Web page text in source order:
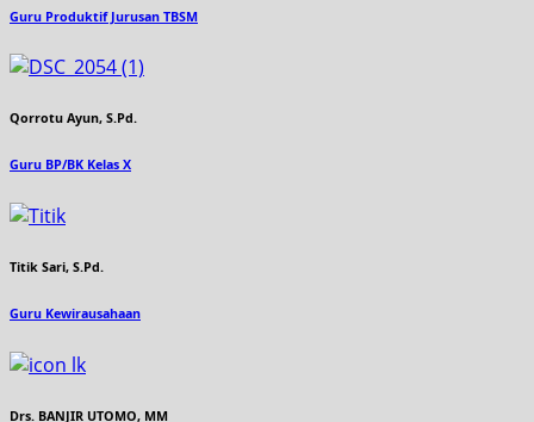
Guru Produktif Jurusan TBSM
Qorrotu Ayun, S.Pd.
Guru BP/BK Kelas X
Titik Sari, S.Pd.
Guru Kewirausahaan
Drs. BANJIR UTOMO, MM